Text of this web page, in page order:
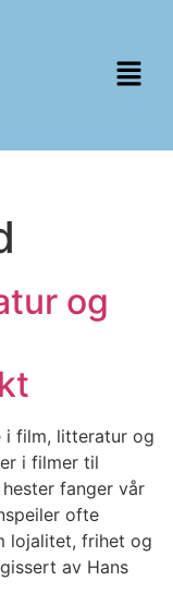
og
i film, litteratur og
i filmer til
fanger vår
ofte
lojalitet, frihet og
av Hans